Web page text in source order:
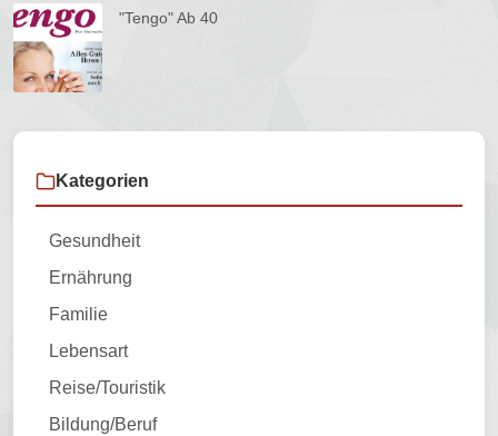
"tengo" Ab 40
Kategorien
Gesundheit
Ernährung
Familie
Lebensart
Reise/Touristik
Bildung/Beruf